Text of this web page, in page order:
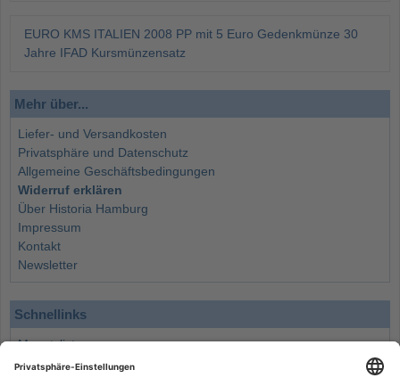
EURO KMS ITALIEN 2008 PP mit 5 Euro Gedenkmünze 30
Jahre IFAD Kursmünzensatz
Mehr über...
Liefer- und Versandkosten
Privatsphäre und Datenschutz
Allgemeine Geschäftsbedingungen
Widerruf erklären
Über Historia Hamburg
Impressum
Kontakt
Newsletter
Schnellinks
Monatsliste
Angebote